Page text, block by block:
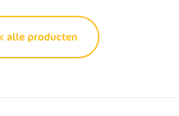
alle producten